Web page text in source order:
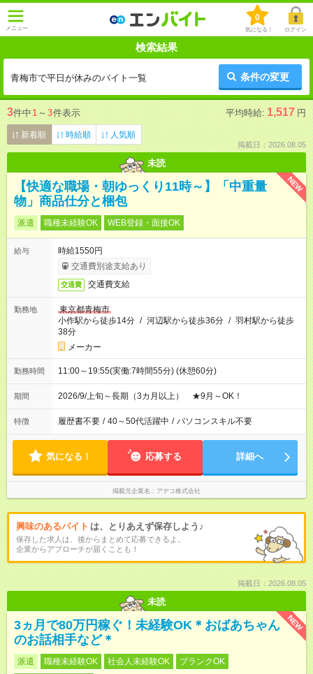
メニュー
0
気になる！ ログイン
検索結果
青梅市で平日が休みのバイト一覧 条件の変更
3件中1 ～ 3件表示 平均時給: 1,517 円
新着順 時給順 人気順
掲載日：2026.08.05
未読
NEW
【快適な職場・朝ゆっくり11時～】「中重量
物」商品仕分と梱包
派遣 職種未経験OK WEB登録・面接OK
給与
時給1550円
交通費別途支給あり
交通費 交通費支給
勤務地
東京都青梅市
小作駅から徒歩14分 / 河辺駅から徒歩36分 / 羽村駅から徒歩
38分
メーカー
勤務時間 11:00～19:55(実働:7時間55分) (休憩60分)
期間 2026/9/上旬～長期（3カ月以上） ★9月～OK！
特徴 履歴書不要 / 40～50代活躍中 / パソコンスキル不要
気になる！ 応募する 詳細へ
掲載元企業名 アデコ株式会社
興味のあるバイト は、とりあえず保存しよう♪
保存した求人は、後からまとめて応募できるよ。
企業からアプローチが届くことも！
掲載日：2026.08.05
未読
NEW
3ヵ月で80万円稼ぐ！未経験OK＊おばあちゃん
のお話相手など＊
派遣 職種未経験OK 社会人未経験OK
ブランクOK